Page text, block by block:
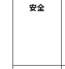
安全